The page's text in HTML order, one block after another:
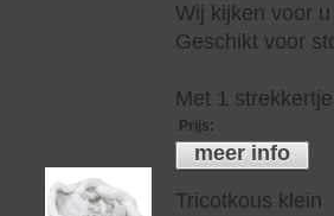
Wij kijken voor
Geschikt voor
Met 1
Prijs:
meer info
Tricotkous klein